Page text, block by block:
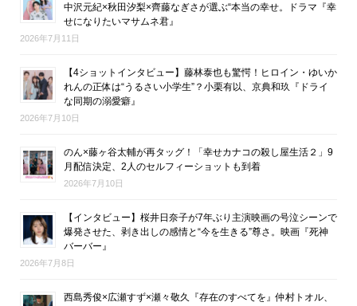
中沢元紀×秋田汐梨×齊藤なぎさが選ぶ“本当の幸せ。ドラマ『幸
せになりたいマサムネ君』
2026年7月11日
【4ショットインタビュー】藤林泰也も驚愕！ヒロイン・ゆいか
れんの正体は“うるさい小学生”？小栗有以、京典和玖『ドライ
な同期の溺愛癖』
2026年7月10日
のん×藤ヶ谷太輔が再タッグ！「幸せカナコの殺し屋生活２」9
月配信決定、2人のセルフィーショットも到着
2026年7月10日
【インタビュー】桜井日奈子が7年ぶり主演映画の号泣シーンで
爆発させた、剥き出しの感情と“今を生きる”尊さ。映画『死神
バーバー』
2026年7月8日
西島秀俊×広瀬すず×瀬々敬久『存在のすべてを』仲村トオル、